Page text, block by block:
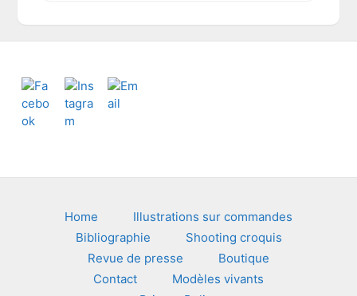
s
Footer
Home
Illustrations sur commandes
Bibliographie
Shooting croquis
Revue de presse
Boutique
Contact
Modèles vivants